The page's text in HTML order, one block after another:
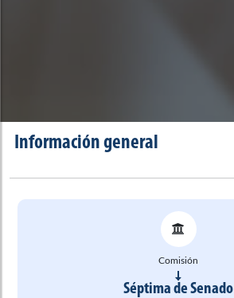
Información general
Comisión
Séptima de Senado